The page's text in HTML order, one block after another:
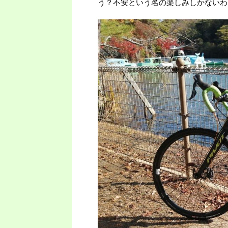
う？不安という名の楽しみしかない